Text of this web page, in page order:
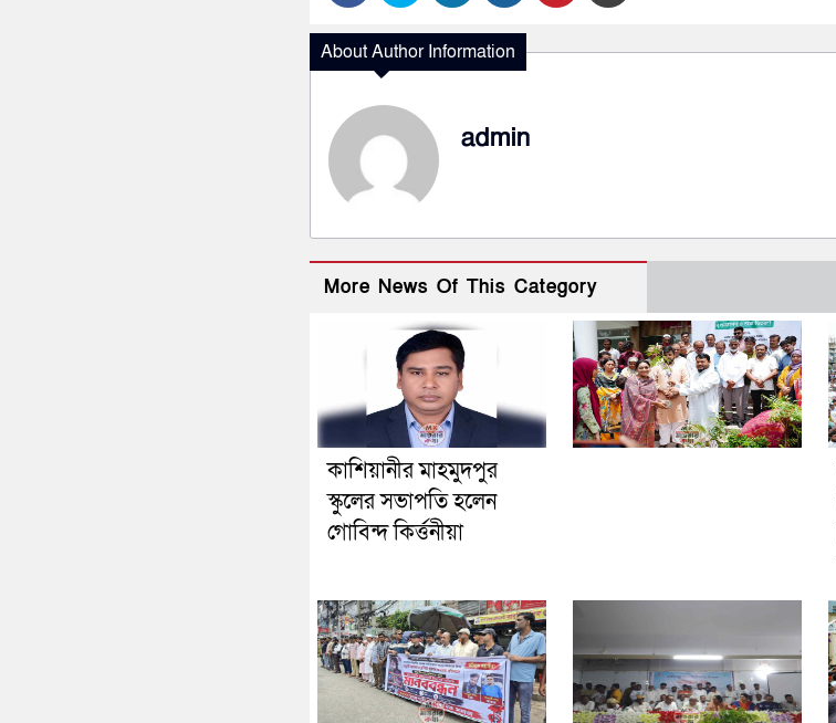
About Author Information
admin
More News Of This Category
কাশিয়ানীর মাহমুদপুর
স্কুলের সভাপতি হলেন
গোবিন্দ কির্ত্তনীয়া